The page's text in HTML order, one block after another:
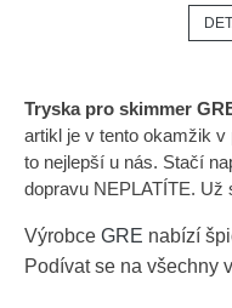
Tryska pro skimmer
artikl je v tento okamžik
to nejlepší u nás. Stačí
dopravu NEPLATÍTE. Už
Výrobce GRE nabízí
Podívat se na všechny